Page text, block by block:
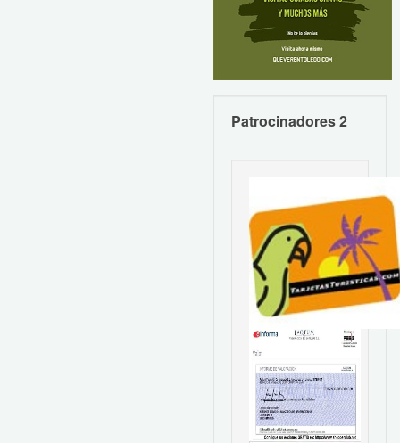
Patrocinadores 2